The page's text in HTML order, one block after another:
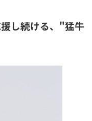
し続ける、"猛牛